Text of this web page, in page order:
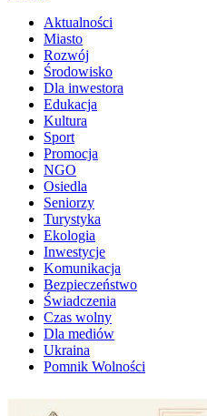
Aktualności
Miasto
Rozwój
Środowisko
Dla inwestora
Edukacja
Kultura
Sport
Promocja
NGO
Osiedla
Seniorzy
Turystyka
Ekologia
Inwestycje
Komunikacja
Bezpieczeństwo
Świadczenia
Czas wolny
Dla mediów
Ukraina
Pomnik Wolności